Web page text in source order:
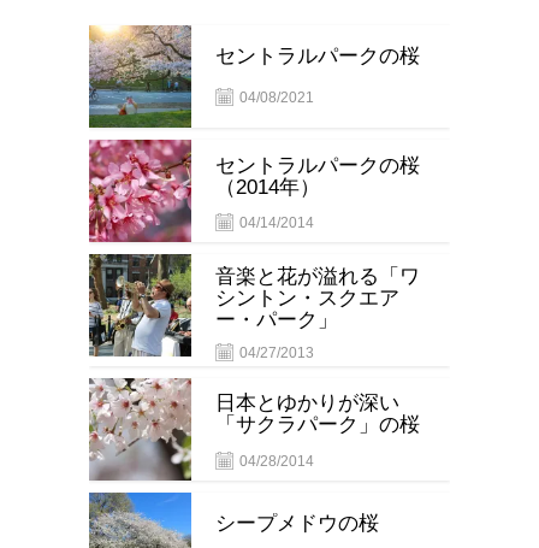
04/08/2021
セントラルパークの桜
04/14/2014
セントラルパークの桜
（2014年）
04/27/2013
音楽と花が溢れる「ワ
シントン・スクエア
ー・パーク」
04/28/2014
日本とゆかりが深い
「サクラパーク」の桜
シープメドウの桜